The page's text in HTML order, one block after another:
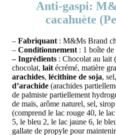
Anti-gaspi:
cacahuète
– Fabriquant : M&Ms Brand
– Conditionnement : 1 boîte
– Ingrédients : Chocolat au lait
chocolat, lait écrémé, matière
arachides, lécithine de soja,
d’arachide (arachides
de palmiste partiellement
de maïs, arôme naturel, sel,
(comprend le lac rouge 40, le
5, le bleu 2, le lac jaune 6, le
gallate de propyle pour